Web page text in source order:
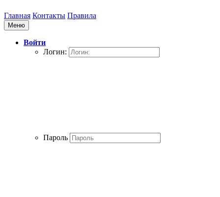
Главная Контакты Правила
Меню
Войти
Логин:
Пароль